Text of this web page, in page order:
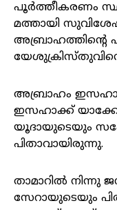
പൂർത്തീകരണം
മത്തായി
അബ്രാഹത്തിന്റെ
അബ്രാഹം
ഇസഹാക്ക്‌
യൂദായുടെയും
പിതാവായിരുന്നു.
താമാറില്‍ നിന്നു
സേറായുടെയും